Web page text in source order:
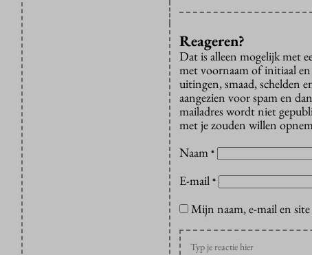
Reageren?
Dat is alleen mogelijk met
met voornaam of initiaal
uitingen, smaad, schelden
aangezien voor spam en
mailadres wordt niet
met je zouden willen
Naam *
E-mail *
Mijn naam, e-mail en site